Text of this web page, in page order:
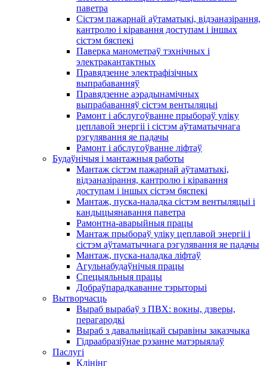
паветра
Сістэм пажарнай аўтаматыкі, відэаназірання,
кантролю і кіравання доступам і іншых
сістэм бяспекі
Паверка манометраў тэхнічных і
электракантактных
Правядзенне электрафізічных
выпрабаванняў
Правядзенне аэрадынамічных
выпрабаванняў сістэм вентыляцыі
Рамонт і абслугоўванне прыбораў уліку
цеплавой энергіі і сістэм аўтаматычнага
рэгулявання яе падачы
Рамонт і абслугоўванне ліфтаў
Будаўнічыя і мантажныя работы
Мантаж сістэм пажарнай аўтаматыкі,
відэаназірання, кантролю і кіравання
доступам і іншых сістэм бяспекі
Мантаж, пуска-наладка сістэм вентыляцыі і
кандыцыянавання паветра
Рамонтна-аварыйныя працы
Мантаж прыбораў уліку цеплавой энергіі і
сістэм аўтаматычнага рэгулявання яе падачы
Мантаж, пуска-наладка ліфтаў
Агульнабудаўнічыя працы
Спецыяльныя працы
Добраўпарадкаванне тэрыторыі
Вытворчасць
Выраб вырабаў з ПВХ: вокны, дзверы,
перагародкі
Выраб з давальніцкай сыравіны заказчыка
Гідраабразіўнае рэзанне матэрыялаў
Паслугі
Клінінг